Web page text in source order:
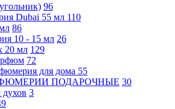
96
Dubai 55 мл 110
86
10 - 15 мл 26
20 мл 129
72
для дома 55
ПОДАРОЧНЫЕ 30
3